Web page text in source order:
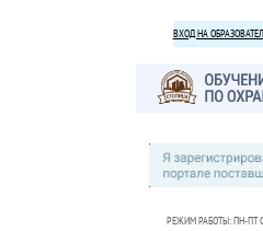
ВХОД НА
РЕЖИМ РАБОТЫ: ПН-ПТ